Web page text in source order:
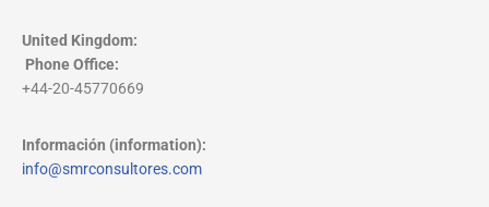
United Kingdom:
Phone Office:
+44-20-45770669
Información (information):
info@smrconsultores.com